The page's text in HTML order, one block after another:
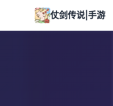
仗剑传说|手游